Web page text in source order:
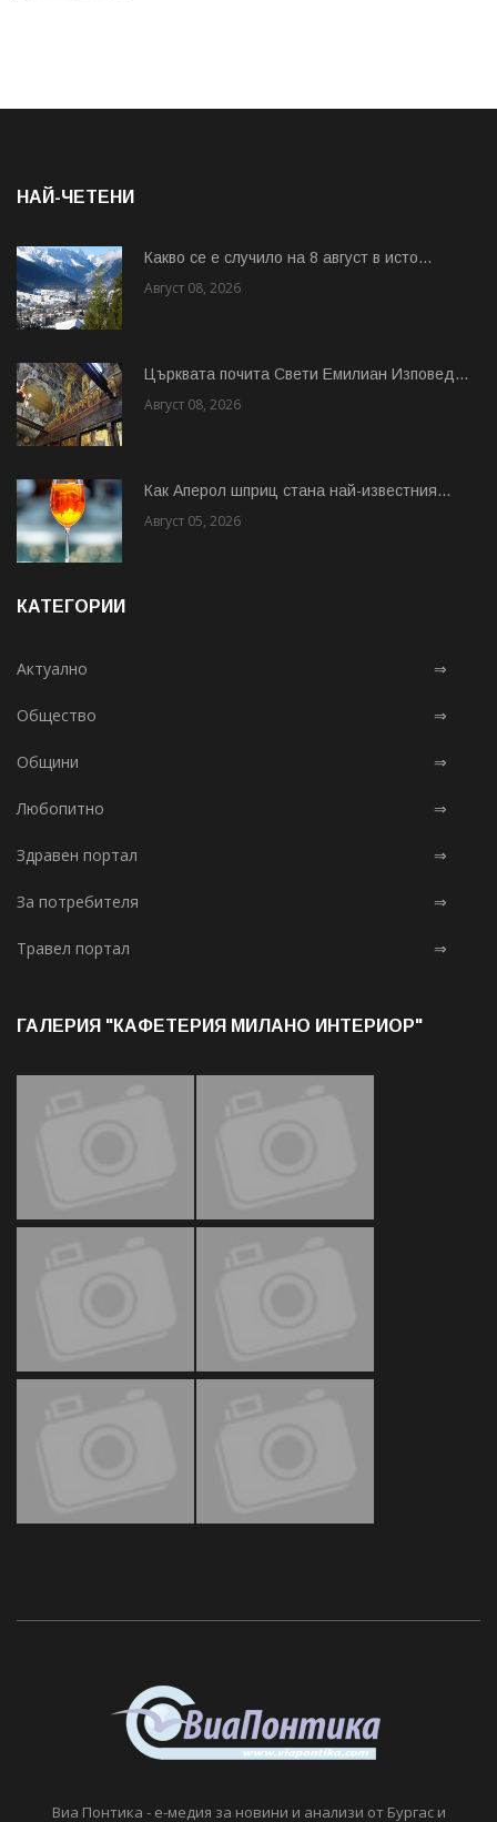
НАЙ-ЧЕТЕНИ
Какво се е случило на 8 август в исто...
Август 08, 2026
Църквата почита Свeти Емилиан Изповед...
Август 08, 2026
Как Аперол шприц стана най-известния...
Август 05, 2026
КАТЕГОРИИ
Актуално ⇒
Общество ⇒
Общини ⇒
Любопитно ⇒
Здравен портал ⇒
За потребителя ⇒
Травел портал ⇒
ГАЛЕРИЯ "КАФЕТЕРИЯ МИЛАНО ИНТЕРИОР"
Виа Понтика - е-медия за новини и анализи от Бургас и